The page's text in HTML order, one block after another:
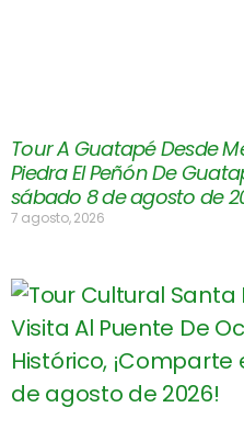
Tour A Guatapé Desde
Piedra El Peñón De
sábado 8 de agosto de
7 agosto, 2026